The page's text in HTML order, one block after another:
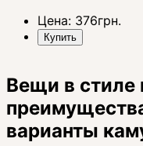
Цена: 376грн.
Купить
Вещи в стиле
варианты